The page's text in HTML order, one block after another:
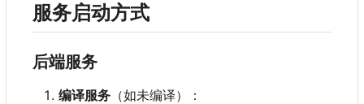
服务启动方式
后端服务
编译服务 （如未编译）：